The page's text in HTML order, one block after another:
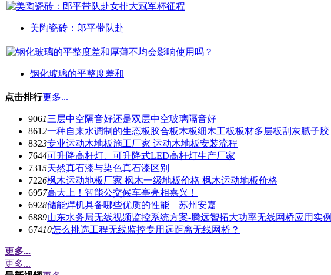
美陶瓷砖：郎平带队赴
钢化玻璃的平整度差和
点击排行更多...
9061三层中空隔音好还是双层中空玻璃隔音好
8612一种自来水调制的生态板胶合板木板细木工板板材多层板刮灰腻子胶
8323专业运动木地板施工厂家 运动木地板安装流程
7644可升降高杆灯、可升降式LED高杆灯生产厂家
7315天然真石漆与染色真石漆区别
7226枫木运动地板厂家 枫木一级地板价格 枫木运动地板价格
6957高大上！智能公交候车亭亮相嘉兴！
6928储能焊机具备哪些优质的性能—苏州安嘉
6889山东水务局无线视频监控系统方案-腾远智拓大功率无线网桥应用实例
67410怎么挑选工程无线监控专用远距离无线网桥？
更多...
更多...